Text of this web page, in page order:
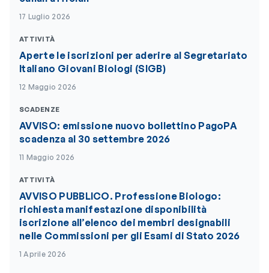
17 Luglio 2026
ATTIVITÀ
Aperte le iscrizioni per aderire al Segretariato
Italiano Giovani Biologi (SIGB)
12 Maggio 2026
SCADENZE
AVVISO: emissione nuovo bollettino PagoPA
scadenza al 30 settembre 2026
11 Maggio 2026
ATTIVITÀ
AVVISO PUBBLICO. Professione Biologo:
richiesta manifestazione disponibilità
iscrizione all’elenco dei membri designabili
nelle Commissioni per gli Esami di Stato 2026
1 Aprile 2026